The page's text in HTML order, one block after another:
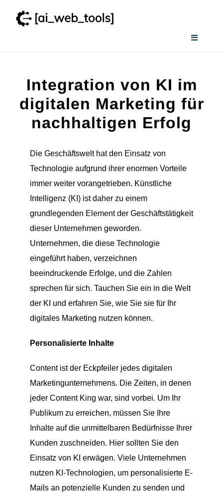
Inhalt
Toggle
Wissenswertes
Smart AI Tool Selector
Integration von KI im
digitalen Marketing für
nachhaltigen Erfolg
Die Geschäftswelt hat den Einsatz von
Technologie aufgrund ihrer enormen Vorteile
immer weiter vorangetrieben. Künstliche
Intelligenz (KI) ist daher zu einem
grundlegenden Element der Geschäftstätigkeit
dieser Unternehmen geworden.
Unternehmen, die diese Technologie
eingeführt haben, verzeichnen
beeindruckende Erfolge, und die Zahlen
sprechen für sich. Tauchen Sie ein in die Welt
der KI und erfahren Sie, wie Sie sie für Ihr
digitales Marketing nutzen können.
Personalisierte Inhalte
Content ist der Eckpfeiler jedes digitalen
Marketingunternehmens. Die Zeiten, in denen
jeder Content King war, sind vorbei. Um Ihr
Publikum zu erreichen, müssen Sie Ihre
Inhalte auf die unmittelbaren Bedürfnisse Ihrer
Kunden zuschneiden. Hier sollten Sie den
Einsatz von KI erwägen. Viele Unternehmen
nutzen KI-Technologien, um personalisierte E-
Mails an potenzielle Kunden zu senden und